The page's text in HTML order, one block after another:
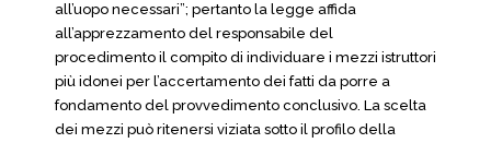
all’uopo necessari”; pertanto la legge affida
all’apprezzamento del responsabile del
procedimento il compito di individuare i mezzi istruttori
più idonei per l’accertamento dei fatti da porre a
fondamento del provvedimento conclusivo. La scelta
dei mezzi può ritenersi viziata sotto il profilo della